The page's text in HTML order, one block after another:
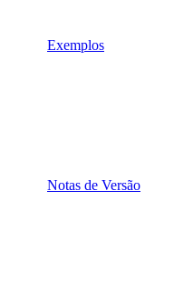
Exemplos
Notas de Versão